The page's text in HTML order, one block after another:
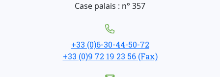
Case palais : n° 357
+33 (0)6-30-44-50-72
+33 (0)9 72 19 23 56 (Fax)